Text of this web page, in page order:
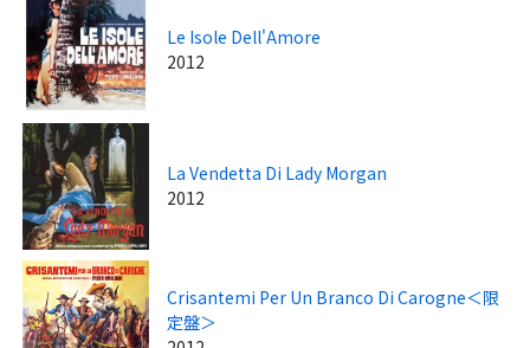
Le Isole Dell'Amore
2012
La Vendetta Di Lady Morgan
2012
Crisantemi Per Un Branco Di Carogne＜限
定盤＞